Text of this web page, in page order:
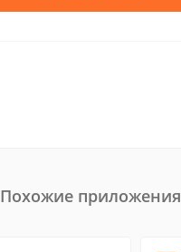
Похожие приложения